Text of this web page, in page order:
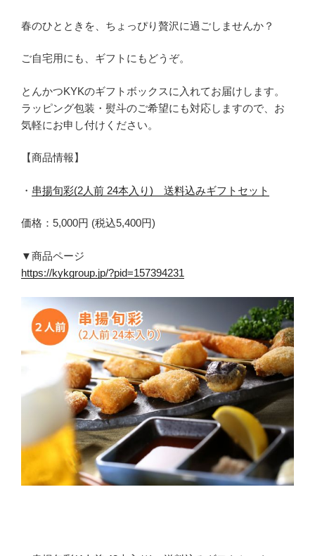
春のひとときを、ちょっぴり贅沢に過ごしませんか？
ご自宅用にも、ギフトにもどうぞ。
とんかつKYKのギフトボックスに入れてお届けします。
ラッピング包装・熨斗のご希望にも対応しますので、お
気軽にお申し付けください。
【商品情報】
・ 串揚旬彩(2人前 24本入り) 送料込みギフトセット
価格：5,000円 (税込5,400円)
▼商品ページ
https://kykgroup.jp/?pid=157394231